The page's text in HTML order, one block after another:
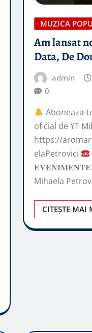
MUZICA
Am lansat
Data, De
admin
0
Aboneaza-
oficial de YT
https://
elaPetrovici
𝐄𝐕𝐄𝐍𝐈𝐌𝐄𝐍𝐓𝐄:
Mihaela
CITEȘTE MAI